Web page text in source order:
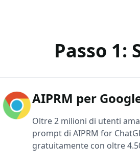
Passo
AIPRM per
Oltre 2 milioni di utenti
prompt di AIPRM for
gratuitamente con oltre